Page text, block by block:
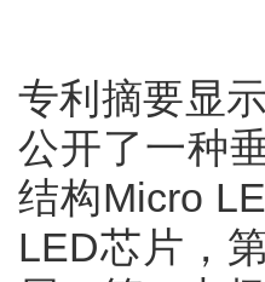
专利摘要显
公开了一种
结构Micro
LED芯片，